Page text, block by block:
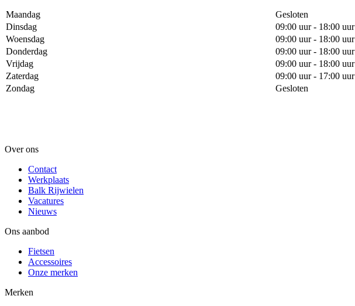
Maandag
Gesloten
Dinsdag
09:00 uur - 18:00 uur
Woensdag
09:00 uur - 18:00 uur
Donderdag
09:00 uur - 18:00 uur
Vrijdag
09:00 uur - 18:00 uur
Zaterdag
09:00 uur - 17:00 uur
Zondag
Gesloten
Over ons
Contact
Werkplaats
Balk Rijwielen
Vacatures
Nieuws
Ons aanbod
Fietsen
Accessoires
Onze merken
Merken